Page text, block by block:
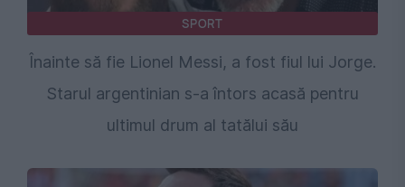
SPORT
Înainte să fie Lionel Messi, a fost fiul lui Jorge.
Starul argentinian s-a întors acasă pentru
ultimul drum al tatălui său